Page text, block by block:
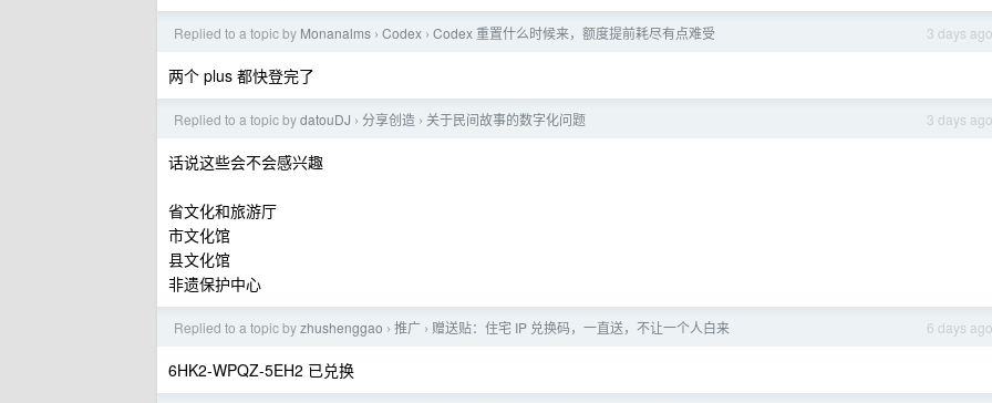
3 days ago
Replied to a topic by Monanalms › Codex › Codex 重置什么时候来，额度提前耗尽有点难受
两个 plus 都快登完了
3 days ago
Replied to a topic bydatouDJ › 分享创造 › 关于民间故事的数字化问题
话说这些会不会感兴趣
省文化和旅游厅
市文化馆
县文化馆
非遗保护中心
6 days ago
Replied to a topic byzhushenggao › 推广 › 赠送贴：住宅 IP 兑换码，一直送，不让一个人白来
6HK2-WPQZ-5EH2 已兑换